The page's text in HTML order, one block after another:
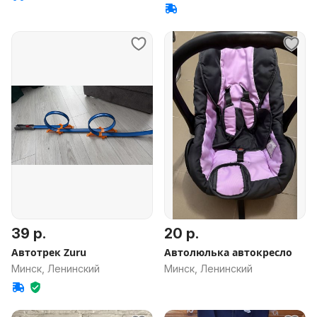
39 р.
Автотрек Zuru
Минск, Ленинский
20 р.
Автолюлька автокресло
Минск, Ленинский